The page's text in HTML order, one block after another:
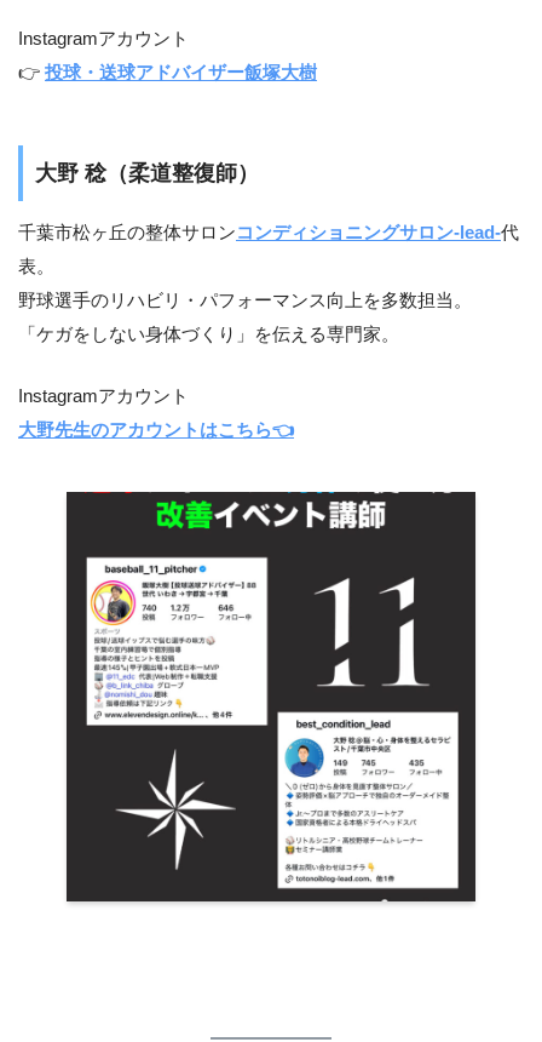
Instagramアカウント
👉 投球・送球アドバイザー飯塚大樹
大野 稔（柔道整復師）
千葉市松ヶ丘の整体サロンコンディショニングサロン-lead-代
表。
野球選手のリハビリ・パフォーマンス向上を多数担当。
「ケガをしない身体づくり」を伝える専門家。
Instagramアカウント
大野先生のアカウントはこちら👈